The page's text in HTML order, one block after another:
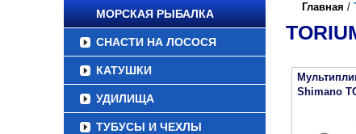
МОРСКАЯ РЫБАЛКА
СНАСТИ НА ЛОСОСЯ
КАТУШКИ
УДИЛИЩА
ТУБУСЫ И ЧЕХЛЫ
Главная /
Shimano